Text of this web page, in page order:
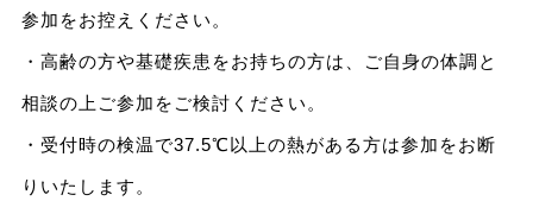
参加をお控えください。
・高齢の方や基礎疾患をお持ちの方は、ご自身の体調と
相談の上ご参加をご検討ください。
・受付時の検温で37.5℃以上の熱がある方は参加をお断
りいたします。